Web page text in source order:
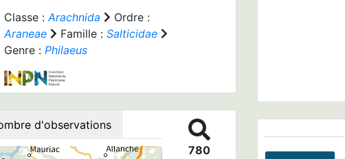
Classe :Arachnida
Ordre :
Araneae
Famille : Salticidae
Genre : Philaeus
d'observations
780